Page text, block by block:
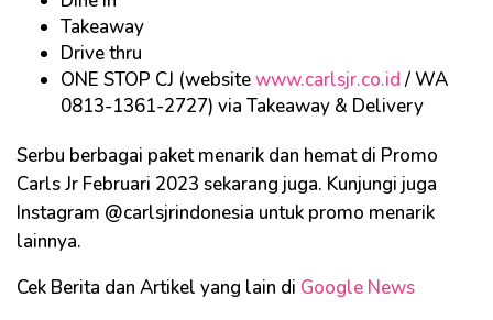
Takeaway
Drive thru
ONE STOP CJ (websitewww.carlsjr.co.id/ WA
0813-1361-2727) via Takeaway & Delivery
Serbu berbagai paket menarik dan hemat di Promo
Carls Jr Februari 2023 sekarang juga. Kunjungi juga
Instagram @carlsjrindonesia untuk promo menarik
lainnya.
Cek Berita dan Artikel yang lain di Google News